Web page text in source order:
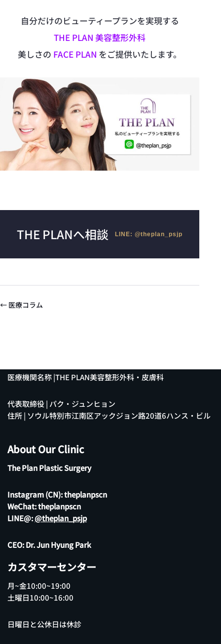
自分だけのビューティープランを実現する
THE PLAN 美容整形外科
美しさの FACE PLAN をご提供いたします。
THE PLANへ相談 LINE: @theplan_psjp
← 医療コラム
医療機関名称 |THE PLAN美容整形外科・皮膚科
代表取締役 | パク・ジュンヒョン
住所 | ソウル特別市江南区アックジョン路20道6ハンス・ビル
About Our Clinic
The Plan Plastic Surgery
Instagram (CN):theplanpscn
WeChat: theplanpscn
LINE@:@theplan_psjp
CEO: Dr. Jun Hyung Park
カスタマーセンター
月~金10:00~19:00
土曜日10:00~16:00
日曜日と公休日は休診